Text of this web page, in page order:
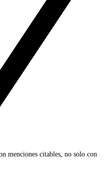
menciones citables, no solo con